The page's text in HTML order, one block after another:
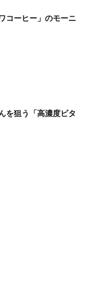
コーヒー」のモーニ
を狙う「高濃度ビタ